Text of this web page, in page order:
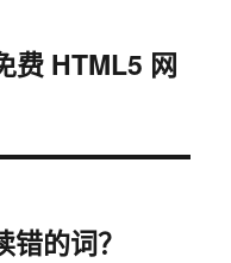
费 HTML5 网
的词？